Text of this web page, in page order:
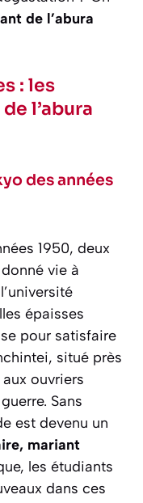
de l’abura
: les
l’abura
des années
1950, deux
vie à
épaisses
pour satisfaire
situé près
ouvriers
Sans
est devenu un
mariant
les étudiants
dans ces